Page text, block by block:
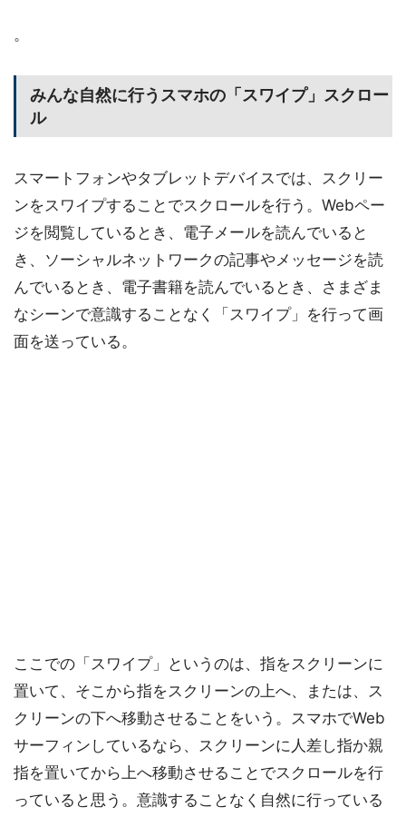
。
みんな自然に行うスマホの「スワイプ」スクロー
ル
スマートフォンやタブレットデバイスでは、スクリー
ンをスワイプすることでスクロールを行う。Webペー
ジを閲覧しているとき、電子メールを読んでいると
き、ソーシャルネットワークの記事やメッセージを読
んでいるとき、電子書籍を読んでいるとき、さまざま
なシーンで意識することなく「スワイプ」を行って画
面を送っている。
ここでの「スワイプ」というのは、指をスクリーンに
置いて、そこから指をスクリーンの上へ、または、ス
クリーンの下へ移動させることをいう。スマホでWeb
サーフィンしているなら、スクリーンに人差し指か親
指を置いてから上へ移動させることでスクロールを行
っていると思う。意識することなく自然に行っている